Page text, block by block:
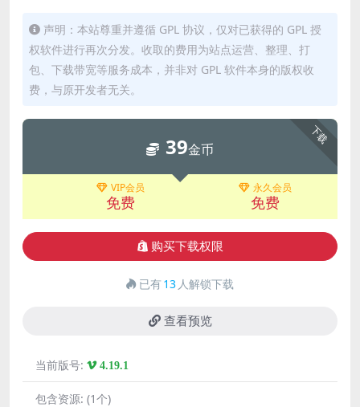
声明：本站尊重并遵循 GPL 协议，仅对已获得的 GPL 授
权软件进行再次分发。收取的费用为站点运营、整理、打
包、下载带宽等服务成本，并非对 GPL 软件本身的版权收
费，与原开发者无关。
下载
39金币
VIP会员
免费
永久会员
免费
购买下载权限
已有13 人解锁下载
查看预览
当前版号: 4.19.1
包含资源: (1个)